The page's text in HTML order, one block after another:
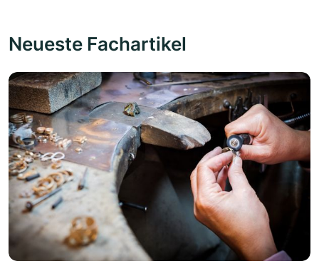
Neueste Fachartikel